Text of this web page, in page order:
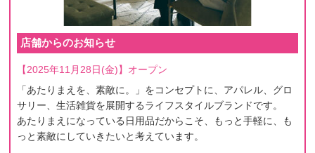
店舗からのお知らせ
【2025年11月28日(金)】オープン
「あたりまえを、素敵に。」をコンセプトに、アパレル、グロ
サリー、生活雑貨を展開するライフスタイルブランドです。
あたりまえになっている日用品だからこそ、もっと手軽に、も
っと素敵にしていきたいと考えています。